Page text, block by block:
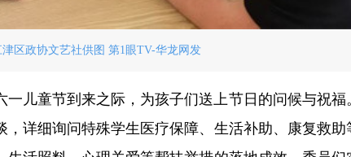
区政协文艺社供图 第1眼TV-华龙网发
儿童节到来之际，为孩子们送上节日的问候与祝福
详细询问特殊学生医疗保障、生活补助、康复救助